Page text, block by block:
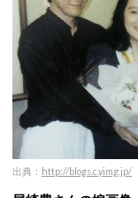
出典： http://blogs.c.yimg.jp/